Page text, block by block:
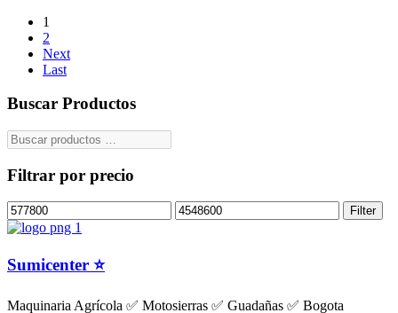
1
2
Next
Last
Buscar Productos
Filtrar por precio
Filter
Sumicenter ⭐
Maquinaria Agrícola ✅ Motosierras ✅ Guadañas ✅ Bogota